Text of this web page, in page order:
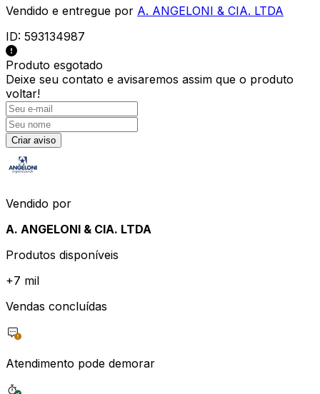
Vendido e entregue por A. ANGELONI & CIA. LTDA
ID: 593134987
Produto esgotado
Deixe seu contato e avisaremos assim que o produto
voltar!
Criar aviso
Vendido por
A. ANGELONI & CIA. LTDA
Produtos disponíveis
+7 mil
Vendas concluídas
Atendimento pode demorar